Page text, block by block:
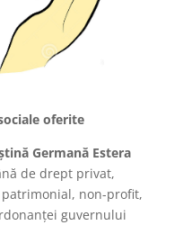
oferite
Germană Estera
de drept privat,
non-profit,
guvernului